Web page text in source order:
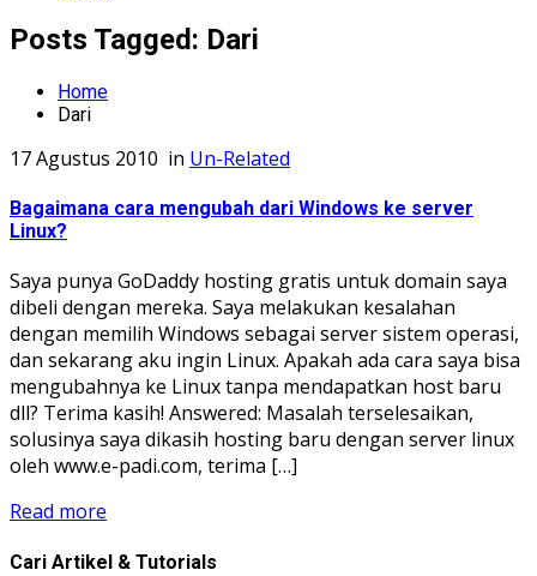
Posts Tagged: Dari
Home
Dari
17 Agustus 2010 in Un-Related
Bagaimana cara mengubah dari Windows ke server
Linux?
Saya punya GoDaddy hosting gratis untuk domain saya
dibeli dengan mereka. Saya melakukan kesalahan
dengan memilih Windows sebagai server sistem operasi,
dan sekarang aku ingin Linux. Apakah ada cara saya bisa
mengubahnya ke Linux tanpa mendapatkan host baru
dll? Terima kasih! Answered: Masalah terselesaikan,
solusinya saya dikasih hosting baru dengan server linux
oleh www.e-padi.com, terima […]
Read more
Cari Artikel & Tutorials